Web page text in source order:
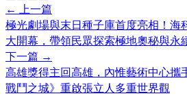
← 上一篇
極光劇場與末日種子庫首度亮相！海
大開幕，帶領民眾探索極地奧秘與永
下一篇 →
高雄獎得主回高雄，內惟藝術中心攜
戰鬥之城》重啟張立人多重世界觀